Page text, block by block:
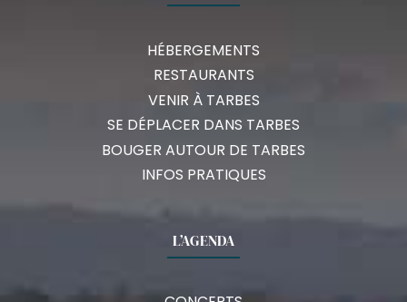
HÉBERGEMENTS
RESTAURANTS
VENIR À TARBES
SE DÉPLACER DANS TARBES
BOUGER AUTOUR DE TARBES
INFOS PRATIQUES
L’AGENDA